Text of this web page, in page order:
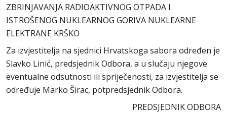
ZBRINJAVANJA RADIOAKTIVNOG OTPADA I
ISTROŠENOG NUKLEARNOG GORIVA NUKLEARNE
ELEKTRANE KRŠKO
Za izvjestitelja na sjednici Hrvatskoga sabora određen je
Slavko Linić, predsjednik Odbora, a u slučaju njegove
eventualne odsutnosti ili spriječenosti, za izvjestitelja se
određuje Marko Širac, potpredsjednik Odbora.
PREDSJEDNIK ODBORA